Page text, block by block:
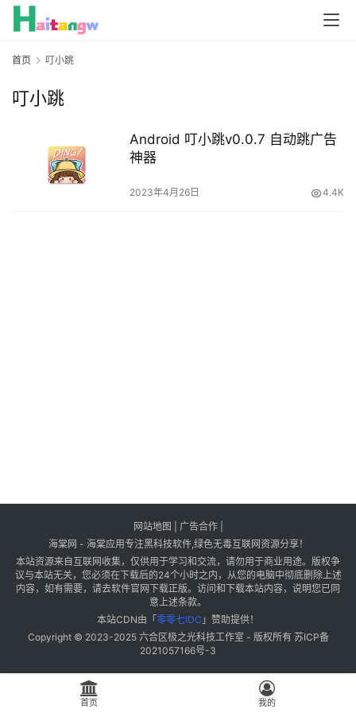
首页 叮小跳
叮小跳
Android 叮小跳v0.0.7 自动跳广告
神器
2023年4月26日 4.4K
网站地图 广告合作|
海棠网 - 海棠应用专注黑科技软件,绿色无毒互联网资源分享！
本站资源来自互联网收集，仅供用于学习和交流，请勿用于商业用途。版权争
议与本站无关，您必须在下载后的24个小时之内，从您的电脑中彻底删除上述
内容，如有需要，请去软件官网下载正版。访问和下载本站内容，说明您已同
意上述条款。
本站CDN由「 零零七IDC 」赞助提供！
Copyright © 2023-2025 六合区极之光科技工作室 - 版权所有 苏ICP备
2021057166号-3
首页 我的